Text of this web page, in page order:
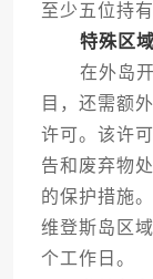
至少五位持
特殊区
在外岛开
目，还需额
许可。该许
告和废弃物
的保护措施
维登斯岛区
个工作日。